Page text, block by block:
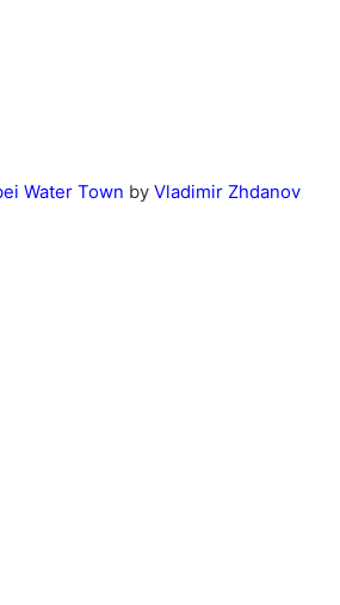
Water Town by Vladimir Zhdanov